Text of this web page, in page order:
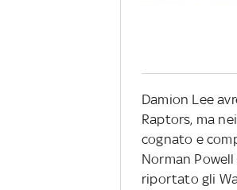
Damion Lee
Raptors, ma
cognato e
Norman
riportato gli